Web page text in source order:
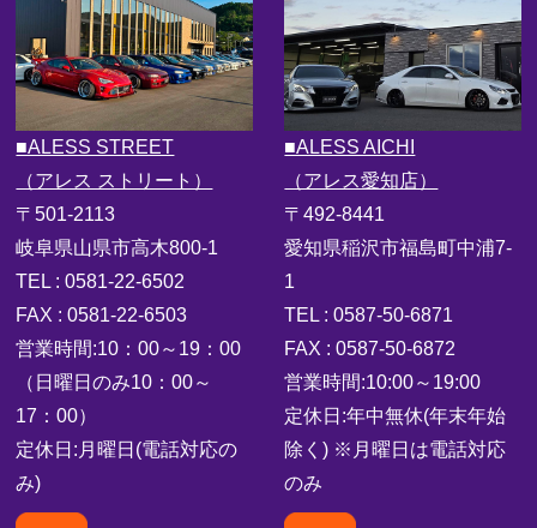
■ALESS STREET
（アレス ストリート）
〒501-2113
岐阜県山県市高木800-1
TEL : 0581-22-6502
FAX : 0581-22-6503
営業時間:10：00～19：00
（日曜日のみ10：00～
17：00）
定休日:月曜日(電話対応の
み)
■ALESS AICHI
（アレス愛知店）
〒492-8441
愛知県稲沢市福島町中浦7-
1
TEL : 0587-50-6871
FAX : 0587-50-6872
営業時間:10:00～19:00
定休日:年中無休(年末年始
除く) ※月曜日は電話対応
のみ